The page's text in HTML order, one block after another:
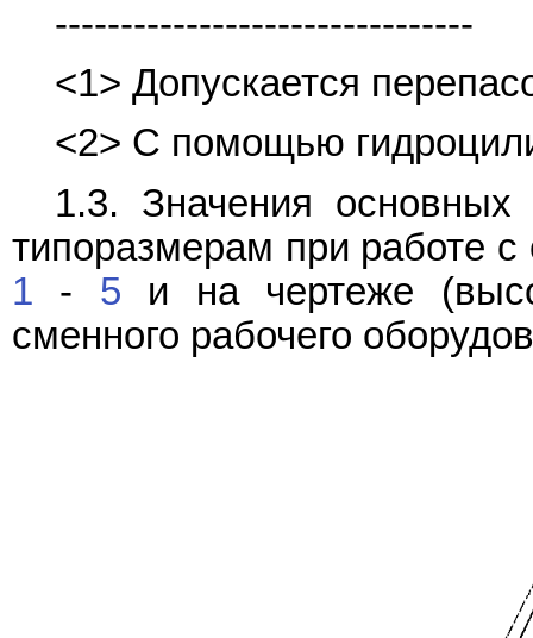
--------------------------------
<1> Допускается
<2> С помощью
1.3. Значения основных
типоразмерам при работе
1 - 5 и на чертеже
сменного рабочего